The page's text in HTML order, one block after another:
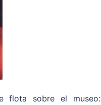
flota sobre el museo: